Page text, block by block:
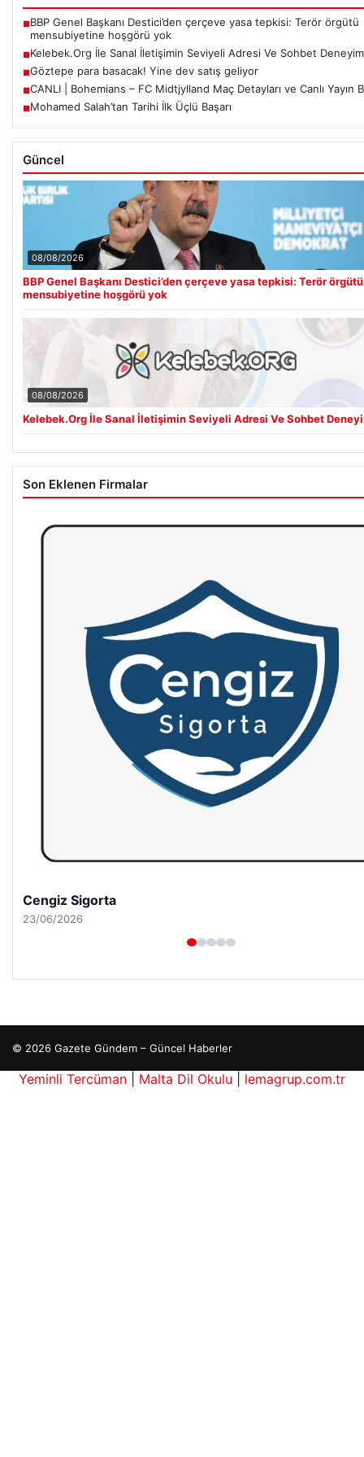
■BBP Genel Başkanı Destici’den çerçeve yasa tepkisi: Terör örgütü
mensubiyetine hoşgörü yok
■Kelebek.Org İle Sanal İletişimin Seviyeli Adresi Ve Sohbet
■Göztepe para basacak! Yine dev satış geliyor
■CANLI | Bohemians – FC Midtjylland Maç Detayları ve Canlı Yayın
■Mohamed Salah’tan Tarihi İlk Üçlü Başarı
Güncel
08/08/2026
BBP Genel Başkanı Destici’den çerçeve yasa tepkisi: Terör örgütü
mensubiyetine hoşgörü yok
08/08/2026
Kelebek.Org İle Sanal İletişimin Seviyeli Adresi Ve Sohbet
Son Eklenen Firmalar
Hastaş Beton
26/05/2026
© 2026 Gazete Gündem – Güncel Haberler
Yeminli Tercüman Malta Dil Okulu
lemagrup.com.tr